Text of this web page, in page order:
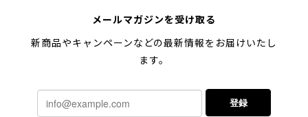
メールマガジンを受け取る
新商品やキャンペーンなどの最新情報をお届けいたし
ます。
登録